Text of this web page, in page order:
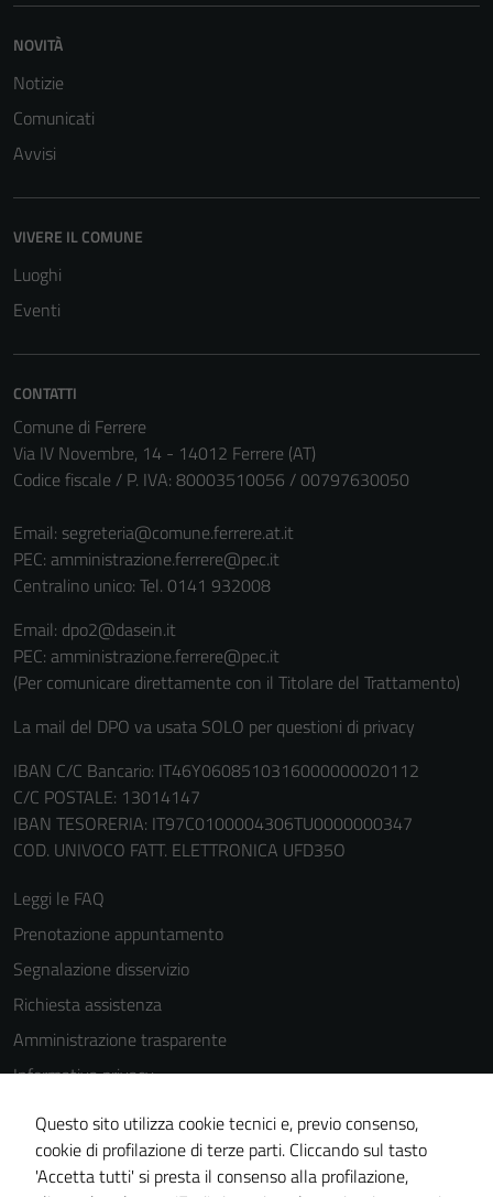
NOVITÀ
Notizie
Comunicati
Avvisi
VIVERE IL COMUNE
Luoghi
Eventi
CONTATTI
Comune di Ferrere
Via IV Novembre, 14 - 14012 Ferrere (AT)
Codice fiscale / P. IVA: 80003510056 / 00797630050
Email: segreteria@comune.ferrere.at.it
PEC: amministrazione.ferrere@pec.it
Centralino unico: Tel. 0141 932008
Email: dpo2@dasein.it
PEC: amministrazione.ferrere@pec.it
(Per comunicare direttamente con il Titolare del Trattamento)
La mail del DPO va usata SOLO per questioni di privacy
IBAN C/C Bancario: IT46Y0608510316000000020112
C/C POSTALE: 13014147
IBAN TESORERIA: IT97C0100004306TU0000000347
COD. UNIVOCO FATT. ELETTRONICA UFD35O
Leggi le FAQ
Prenotazione appuntamento
Segnalazione disservizio
Richiesta assistenza
Amministrazione trasparente
Informativa privacy
Cookie Policy
Note legali
Dichiarazione di accessibilità
Questo sito utilizza cookie tecnici e, previo consenso,
cookie di profilazione di terze parti. Cliccando sul tasto
'Accetta tutti' si presta il consenso alla profilazione,